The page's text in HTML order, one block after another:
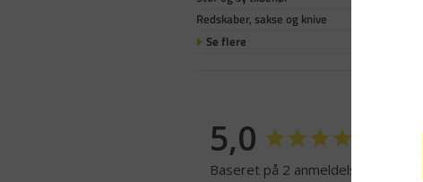
Redskaber, sakse og knive
Se flere
5,0
Baseret på 2 anmeldelser